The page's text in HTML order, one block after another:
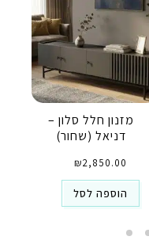
מזנון חלל סלון –
דניאל (שחור)
₪2,850.00
הוספה לסל